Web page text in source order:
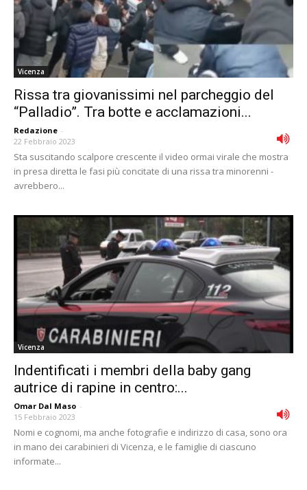
Vicenza
Rissa tra giovanissimi nel parcheggio del
“Palladio”. Tra botte e acclamazioni...
Redazione -
22 Febbraio 2023
Sta suscitando scalpore crescente il video ormai virale che mostra
in presa diretta le fasi più concitate di una rissa tra minorenni -
avrebbero...
Vicenza
Indentificati i membri della baby gang
autrice di rapine in centro:...
Omar Dal Maso -
15 Febbraio 2023
Nomi e cognomi, ma anche fotografie e indirizzo di casa, sono ora
in mano dei carabinieri di Vicenza, e le famiglie di ciascuno
informate...